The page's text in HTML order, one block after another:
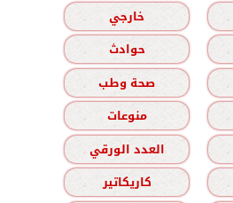
خارجي
حوادث
صحة وطب
منوعات
العدد الورقي
كاريكاتير